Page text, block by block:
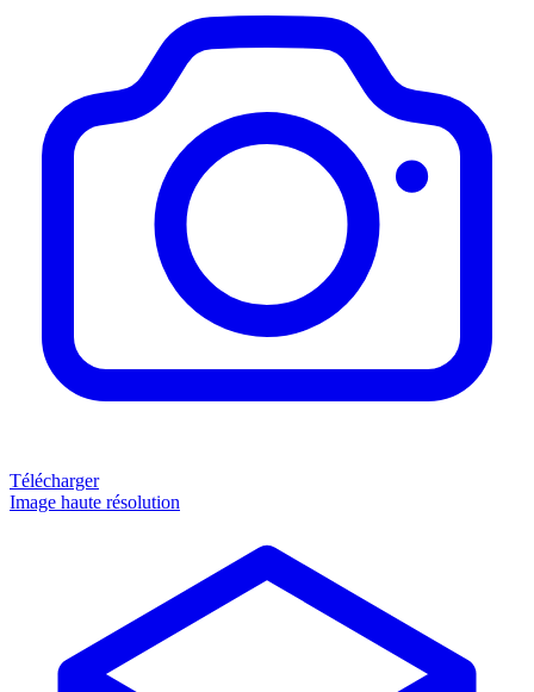
Télécharger
Image haute résolution